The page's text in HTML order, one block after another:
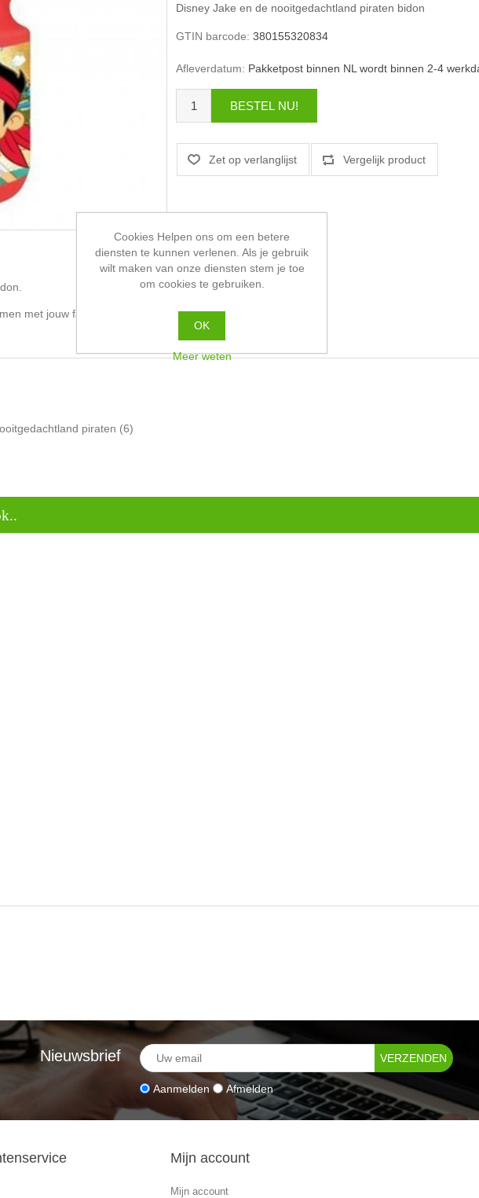
Disney Jake en de nooitgedachtland piraten bidon
GTIN barcode: 380155320834
Afleverdatum: Pakketpost binnen NL wordt binnen 2-4
met jouw favoriete drankje.
piraten (6)
Nieuwsbrief
Aanmelden Afmelden
Mijn account
Mijn account
Cookies Helpen ons om een betere
diensten te kunnen verlenen. Als je gebruik
wilt maken van onze diensten stem je toe
om cookies te gebruiken.
OK
Meer weten